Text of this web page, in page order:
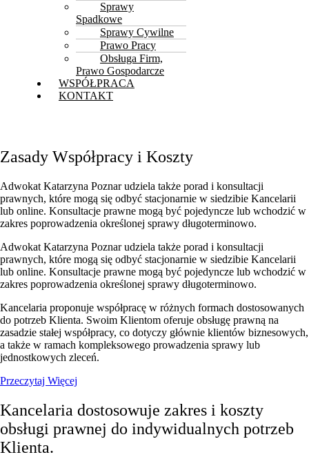
Sprawy
Spadkowe
Sprawy Cywilne
Prawo Pracy
Obsługa Firm,
Prawo Gospodarcze
WSPÓŁPRACA
KONTAKT
Zasady Współpracy i Koszty
Adwokat Katarzyna Poznar udziela także porad i konsultacji
prawnych, które mogą się odbyć stacjonarnie w siedzibie Kancelarii
lub online. Konsultacje prawne mogą być pojedyncze lub wchodzić w
zakres poprowadzenia określonej sprawy długoterminowo.
Adwokat Katarzyna Poznar udziela także porad i konsultacji
prawnych, które mogą się odbyć stacjonarnie w siedzibie Kancelarii
lub online. Konsultacje prawne mogą być pojedyncze lub wchodzić w
zakres poprowadzenia określonej sprawy długoterminowo.
Kancelaria proponuje współpracę w różnych formach dostosowanych
do potrzeb Klienta. Swoim Klientom oferuje obsługę prawną na
zasadzie stałej współpracy, co dotyczy głównie klientów biznesowych,
a także w ramach kompleksowego prowadzenia sprawy lub
jednostkowych zleceń.
Przeczytaj Więcej
Kancelaria dostosowuje zakres i koszty
obsługi prawnej do indywidualnych potrzeb
Klienta.